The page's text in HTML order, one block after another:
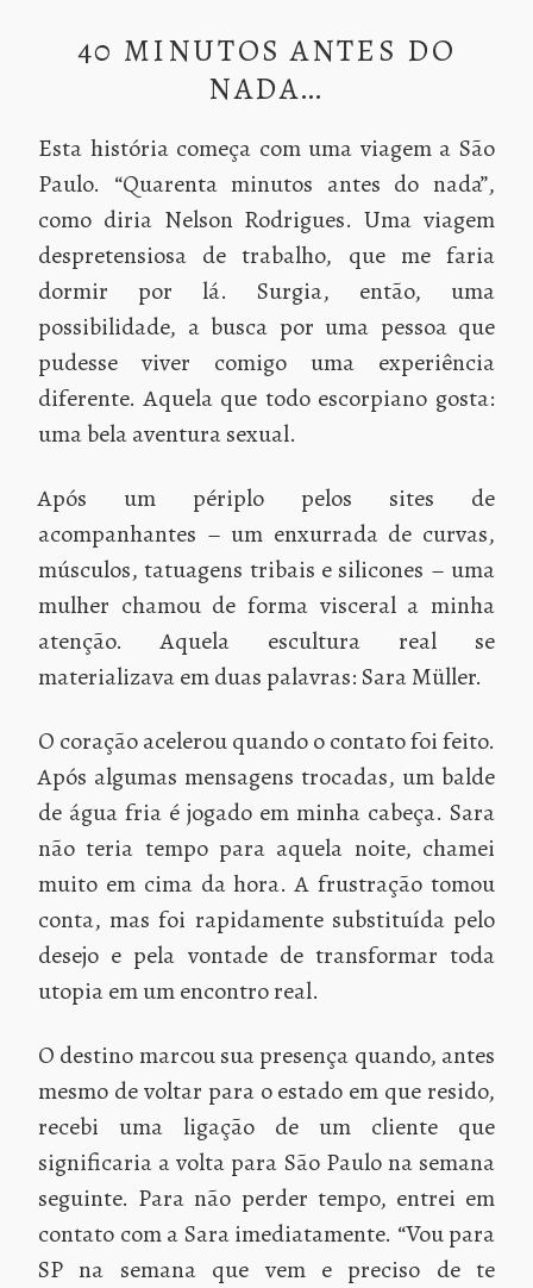
40 MINUTOS ANTES DO
NADA…
Esta história começa com uma viagem a São
Paulo. “Quarenta minutos antes do nada”,
como diria Nelson Rodrigues. Uma viagem
despretensiosa de trabalho, que me faria
dormir por lá. Surgia, então, uma
possibilidade, a busca por uma pessoa que
pudesse viver comigo uma experiência
diferente. Aquela que todo escorpiano gosta:
uma bela aventura sexual.
Após um périplo pelos sites de
acompanhantes – um enxurrada de curvas,
músculos, tatuagens tribais e silicones – uma
mulher chamou de forma visceral a minha
atenção. Aquela escultura real se
materializava em duas palavras: Sara Müller.
O coração acelerou quando o contato foi feito.
Após algumas mensagens trocadas, um balde
de água fria é jogado em minha cabeça. Sara
não teria tempo para aquela noite, chamei
muito em cima da hora. A frustração tomou
conta, mas foi rapidamente substituída pelo
desejo e pela vontade de transformar toda
utopia em um encontro real.
O destino marcou sua presença quando, antes
mesmo de voltar para o estado em que resido,
recebi uma ligação de um cliente que
significaria a volta para São Paulo na semana
seguinte. Para não perder tempo, entrei em
contato com a Sara imediatamente. “Vou para
SP na semana que vem e preciso de te